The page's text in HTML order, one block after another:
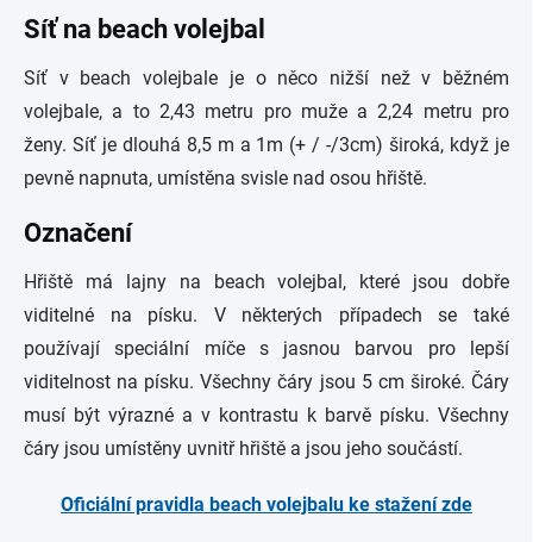
Síť na beach volejbal
Síť v beach volejbale je o něco nižší než v běžném
volejbale, a to 2,43 metru pro muže a 2,24 metru pro
ženy. Síť je dlouhá 8,5 m a 1m (+ / -/3cm) široká, když je
pevně napnuta, umístěna svisle nad osou hřiště.
Označení
Hřiště má lajny na beach volejbal, které jsou dobře
viditelné na písku. V některých případech se také
používají speciální míče s jasnou barvou pro lepší
viditelnost na písku. Všechny čáry jsou 5 cm široké. Čáry
musí být výrazné a v kontrastu k barvě písku. Všechny
čáry jsou umístěny uvnitř hřiště a jsou jeho součástí.
Oficiální pravidla beach volejbalu ke stažení zde